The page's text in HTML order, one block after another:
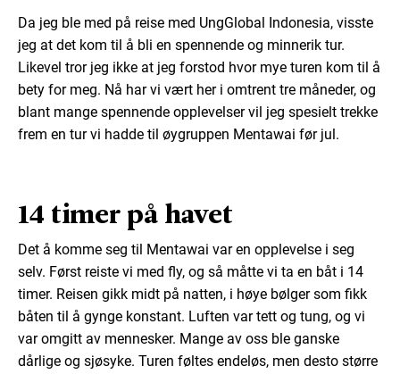
Da jeg ble med på reise med UngGlobal Indonesia, visste
jeg at det kom til å bli en spennende og minnerik tur.
Likevel tror jeg ikke at jeg forstod hvor mye turen kom til å
bety for meg. Nå har vi vært her i omtrent tre måneder, og
blant mange spennende opplevelser vil jeg spesielt trekke
frem en tur vi hadde til øygruppen Mentawai før jul.
14 timer på havet
Det å komme seg til Mentawai var en opplevelse i seg
selv. Først reiste vi med fly, og så måtte vi ta en båt i 14
timer. Reisen gikk midt på natten, i høye bølger som fikk
båten til å gynge konstant. Luften var tett og tung, og vi
var omgitt av mennesker. Mange av oss ble ganske
dårlige og sjøsyke. Turen føltes endeløs, men desto større